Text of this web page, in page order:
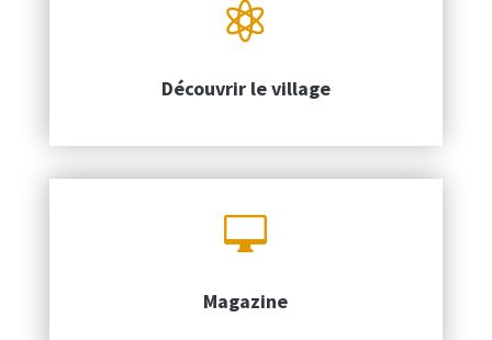

Découvrir le village

Magazine